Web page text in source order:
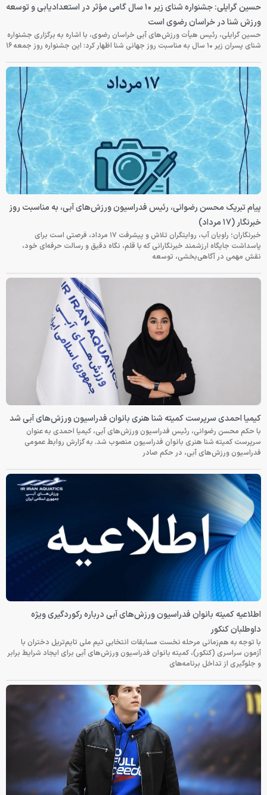
حسین گرایلی: جشنواره شنای زیر ۱۰ سال گامی مؤثر در استعدادیابی و توسعه
ورزش شنا در خراسان رضوی است
حسین گرایلی، رئیس هیأت ورزش‌های آبی خراسان رضوی، با اشاره به برگزاری جشنواره
شنای پسران زیر ۱۰ سال به مناسبت روز جهانی شنا اظهار کرد: این جشنواره روز جمعه‌ ۱۶
پیام تبریک محسن رضوانی، رئیس فدراسیون ورزش‌های آبی، به مناسبت روز
خبرنگار (۱۷ مرداد)
خبرنگاران؛ راویان آب، روایتگران تلاش و پیشرفت ۱۷ مرداد، فرصتی است برای
پاسداشت جایگاه ارزشمند خبرنگارانی که با قلم، نگاه دقیق و رسالت حرفه‌ای خود،
نقش مهمی در آگاهی‌بخشی، توسعه
کیمیا احمدی سرپرست کمیته شنا هنری بانوان فدراسیون ورزش‌های آبی شد
با حکم محسن رضوانی، رئیس فدراسیون ورزش‌های آبی، کیمیا احمدی به عنوان
سرپرست کمیته شنا هنری بانوان فدراسیون منصوب شد. به گزارش روابط عمومی
فدراسیون ورزش‌های آبی، در حکم صادر
اطلاعیه کمیته بانوان فدراسیون ورزش‌های آبی درباره رکوردگیری ویژه
داوطلبان کنکور
با توجه به هم‌زمانی مرحله نخست مسابقات انتخابی تیم ملی تایم‌تریل دختران با
آزمون سراسری (کنکور)، کمیته بانوان فدراسیون ورزش‌های آبی برای ایجاد شرایط برابر
و جلوگیری از تداخل برنامه‌های